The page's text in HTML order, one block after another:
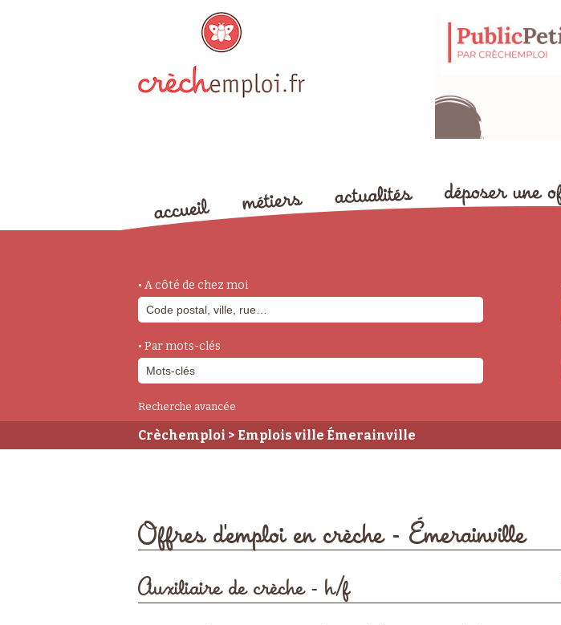
• A côté de chez moi
• Par mots-clés
Recherche avancée
Crèchemploi > Emplois ville Émerainville
Offres d'emploi en crèche - Émerainville
Auxiliaire de crèche - h/f